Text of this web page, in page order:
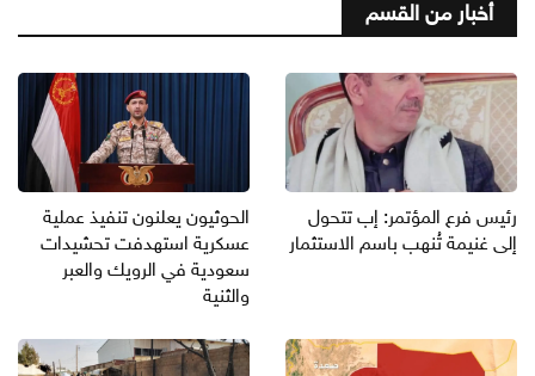
أخبار من القسم
رئيس فرع المؤتمر: إب تتحول
إلى غنيمة تُنهب باسم الاستثمار
الحوثيون يعلنون تنفيذ عملية
عسكرية استهدفت تحشيدات
سعودية في الرويك والعبر
والثنية